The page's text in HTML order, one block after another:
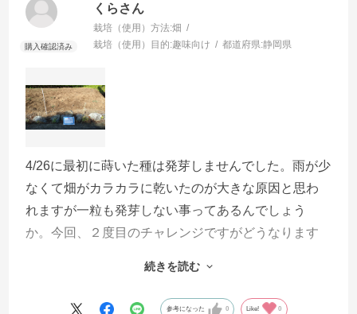
くらさん
栽培（使用）方法:畑
栽培（使用）目的:趣味向け 都道府県:静岡県
4/26に最初に蒔いた種は発芽しませんでした。雨が少
なくて畑がカラカラに乾いたのが大きな原因と思わ
れますが一粒も発芽しない事ってあるんでしょう
か。今回、２度目のチャレンジですがどうなります
る事を願ってます。（５/２９種まき）
続きを読む
参考になった 0 Like! 0